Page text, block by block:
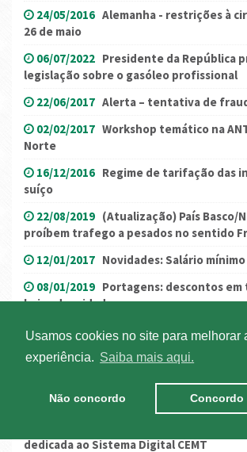
Usamos cookies no site para melhorar
experiência.
Saiba mais aqui.
Não concordo Concordo
24/05/2016 Alemanha - restrições à
26 de maio
06/07/2022 Presidente da República
legislação sobre o gasóleo profissional
22/06/2017 Alerta – tentativa de
02/02/2017 Workshop temático na
Norte
16/12/2016 Regime de tarifação das
suíço
22/08/2019 (Atualização) País Basco/
proíbem trafego a pesados no sentido
12/01/2017 Novidades: Salário
08/01/2019 Portagens: descontos
baixa densidade
12/01/2016 Ponte de Ribeira de
29/12/2025 Salário mínimo nacional
COVID-19: Mensagem do
ANTRAM
Nova ação de formação/
dedicada ao Sistema Digital CEMT